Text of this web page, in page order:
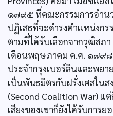
๑๗๙๕ ที่คณะกรรมการอำนว
ปฏิเสธที่จะดำรงตำแหน่งกร
ตามที่ได้รับเลือกจากวุฒิสภ
เดือนพฤษภาคม ค.ศ. ๑๗๙๘
ประจำกรุงเบอร์ลินและพย
เป็นพันธมิตรกับฝรั่งเศสใน
(Second Coalition War) แ
เสียงของเขาก็ยังได้รับการ